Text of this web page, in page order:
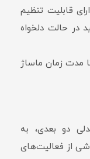
قابلیت تنظیم
در حالت دلخواه
مدت زمان ماساژ
دو بعدی، به
از فعالیت‌های